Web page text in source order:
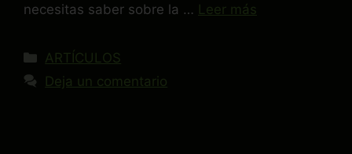
necesitas saber sobre la … Leer más
ARTÍCULOS
Deja un comentario